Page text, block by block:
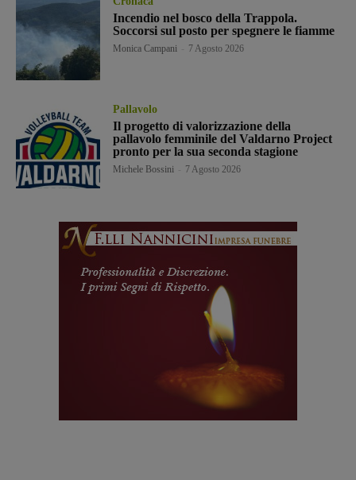
Incendio nel bosco della Trappola.
Soccorsi sul posto per spegnere le fiamme
Monica Campani 7 Agosto 2026
Pallavolo
Il progetto di valorizzazione della
pallavolo femminile del Valdarno Project
pronto per la sua seconda stagione
Michele Bossini 7 Agosto 2026